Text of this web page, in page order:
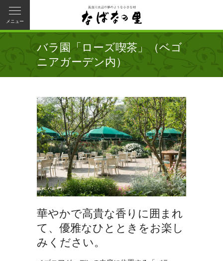
メニュー
バラ園「ローズ喫茶」（ベゴ
ニアガーデン内）
華やかで高貴な香りに囲まれ
て、優雅なひとときをお楽し
みください。